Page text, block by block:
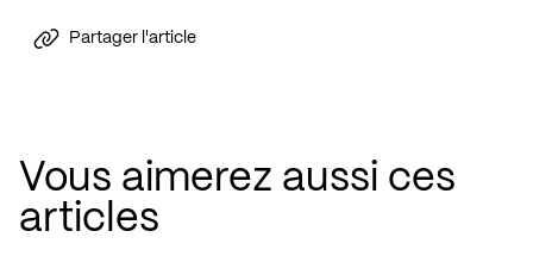
Partager l'article
Vous aimerez aussi ces
articles